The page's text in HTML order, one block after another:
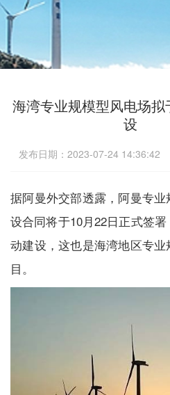
e
v
i
a
t
n
海湾专业规模型风电场
设
发布日期：2023-07-24 14:36:42
据阿曼外交部透露，阿曼专
设合同将于10月22日正式签
动建设，这也是海湾地区专
目。